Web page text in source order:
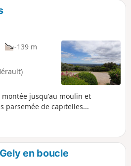
-139 m
montée jusqu'au moulin et
parsemée de capitelles...
en boucle